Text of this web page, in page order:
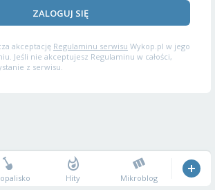
ZALOGUJ SIĘ
akceptację Regulaminu serwisu Wykop.pl w jego
Jeśli nie akceptujesz Regulaminu w całości,
z serwisu.
Hity Mikroblog